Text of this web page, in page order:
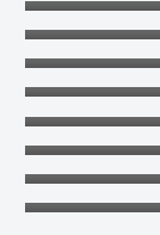
は末永ゆか
福田こうへ
(娘・息子)
ドンマイ川
妹・父親に
おだけいの
去の匂わせ
五条院凌の
本当は美脚
天畠大輔の
進学はモテ
デジポリス
川・愛知な